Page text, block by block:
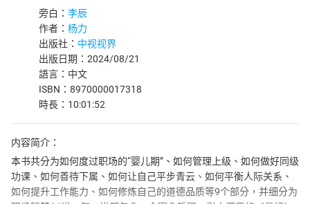
旁白： 李辰
作者： 杨力
出版社： 中视视界
出版日期：2024/08/21
語言：中文
ISBN：8970000017318
時長：10:01:52
内容简介：
本书共分为如何度过职场的“婴儿期”、如何管理上级、如何做好同级
功课、如何善待下属、如何让自己平步青云、如何平衡人际关系、
如何提升工作能力、如何修炼自己的道德品质等9个部分，并细分为